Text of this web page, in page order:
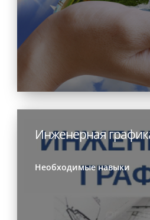
Инженерная
Необходимые навыки